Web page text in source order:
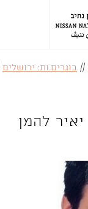
// בוגרים.ות: ירושלים
יאיר להמן